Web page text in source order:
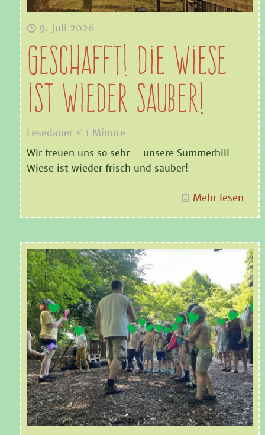
9. Juli 2026
GESCHAFFT! Die Wiese
ist wieder sauber!
Lesedauer < 1 Minute
Wir freuen uns so sehr – unsere Summerhill
Wiese ist wieder frisch und sauber!
Mehr lesen